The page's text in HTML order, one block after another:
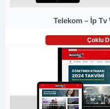
Telekom – İp Tv
Çoklu